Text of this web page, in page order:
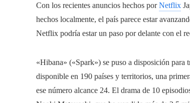
Con los recientes anuncios hechos porNetflix
hechos localmente, el país parece estar
Netflix podría estar un paso por delante con el
«Hibana» («Spark») se puso a disposición
disponible en 190 países y territorios, una
ese número alcance 24. El drama de 10